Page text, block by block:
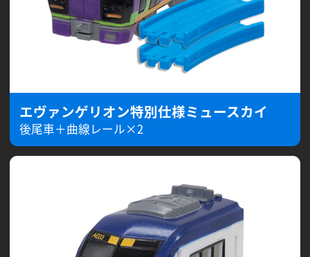
エヴァンゲリオン特別仕様ミュースカイ
後尾車＋曲線レール×2